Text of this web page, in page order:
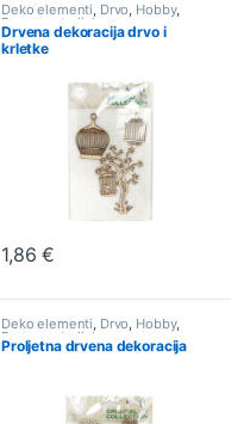
Deko elementi, Drvo, Hobby,
Repro materijal
Drvena dekoracija drvo i
krletke
1,86€
Deko elementi, Drvo, Hobby,
Repro materijal
Proljetna drvena dekoracija